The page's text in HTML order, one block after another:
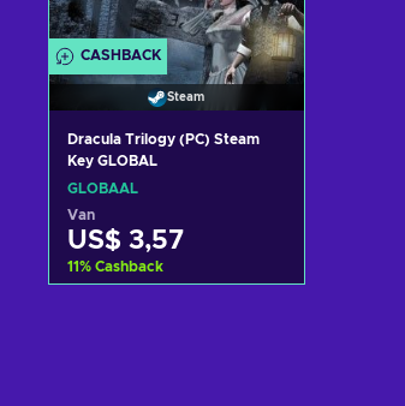
CASHBACK
Steam
Dracula Trilogy (PC) Steam
Key GLOBAL
GLOBAAL
Van
US$ 3,57
11% Cashback